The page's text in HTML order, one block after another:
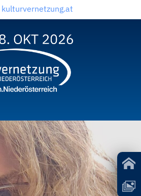
kulturvernetzung.at